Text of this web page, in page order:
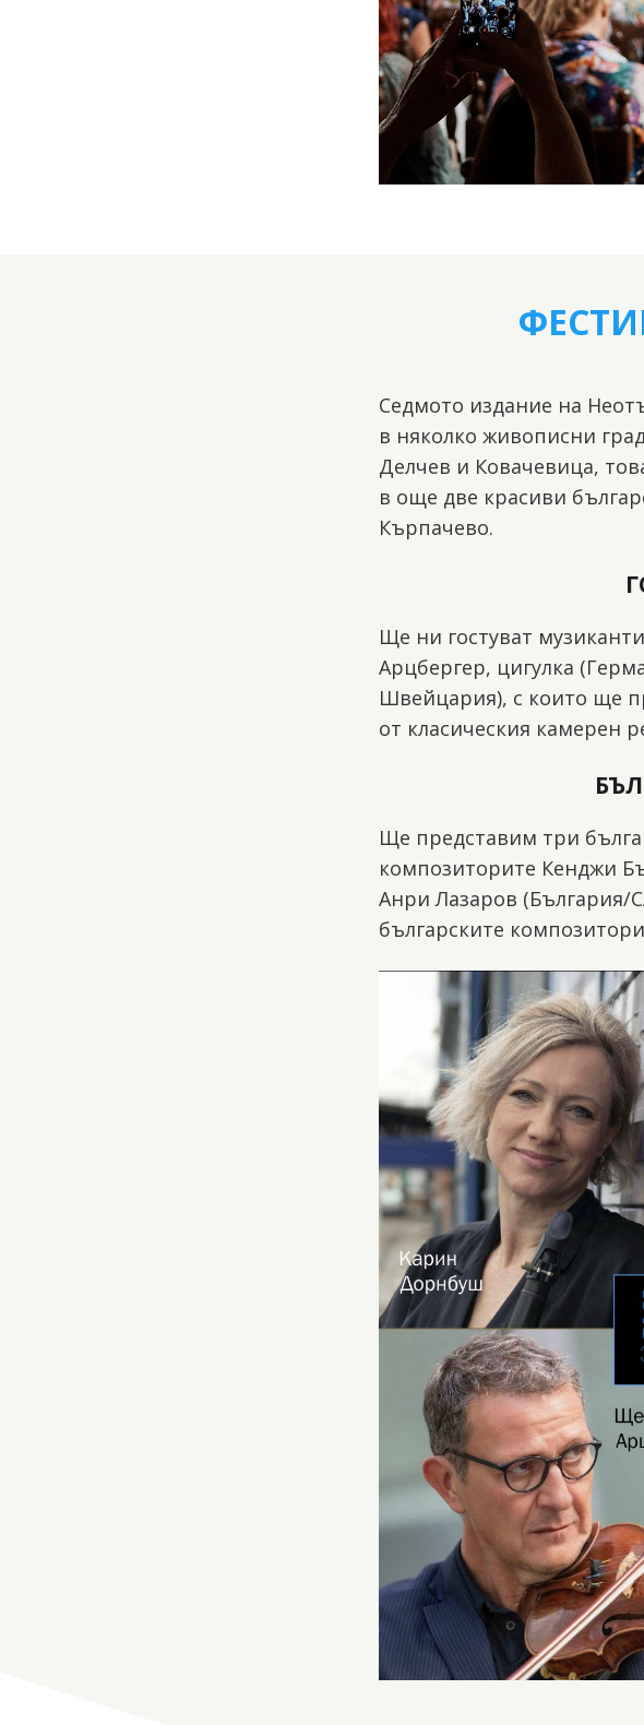
Седмото издание на
в няколко живописни
Делчев и Ковачевица,
в още две красиви
Кърпачево.
Ще ни гостуват
Арцбергeр, цигулка
Швейцария), с които ще
от класическия камерен
Ще представим три
композиторите Кенджи
Анри Лазаров
българските